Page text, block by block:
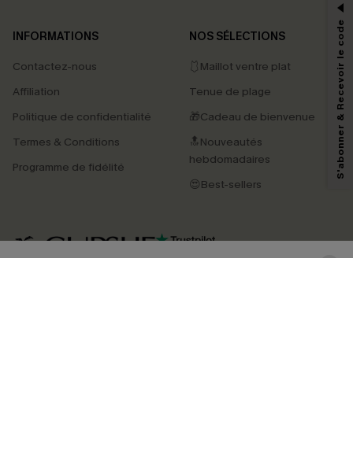
INFORMATIONS
Contactez-nous
Affiliation
Politique de confidentialité
Termes & Conditions
Programme de fidélité
NOS SÉLECTIONS
🩱Maillot ventre plat
Tenue de plage
🎁Cadeau de bienvenue
🔝Nouveautés
hebdomadaires
😍Best-sellers
4.4
marketing (y compris du contenu généré par l'IA) de Cupshe et
pouvons utiliser les données collectées sur notre site ainsi que des
savoir si ceux-ci ont été ouverts, de mesurer votre engagement, de
personnaliser nos contenus et nos offres, et de vous recommander des
produits susceptibles de vous intéresser, conformément à notre
Politique de
. Vous pouvez vous désabonner à tout moment.
S'abonner & Recevoir le code